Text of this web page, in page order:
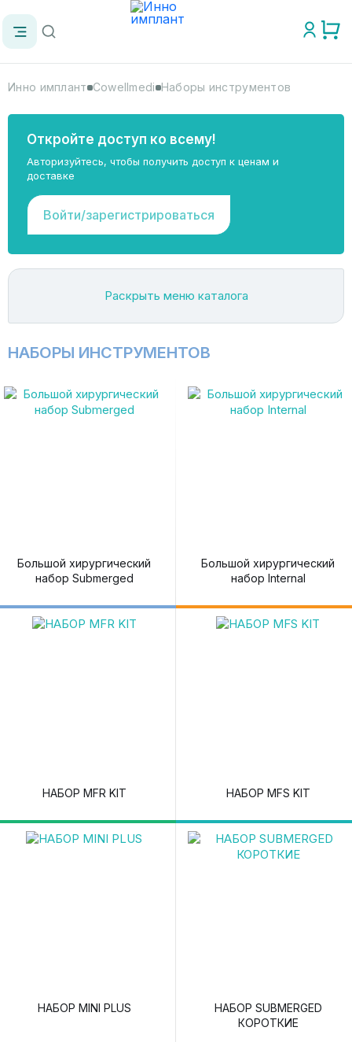
Инно имплант Cowellmedi Наборы инструментов
Откройте доступ ко всему!
Авторизуйтесь, чтобы получить доступ к ценам и
доставке
Войти/зарегистрироваться
Раскрыть меню каталога
НАБОРЫ ИНСТРУМЕНТОВ
Большой хирургический
набор Submerged
Большой хирургический
набор Internal
НАБОР MFR KIT НАБОР MFS KIT
НАБОР MINI PLUS
НАБОР SUBMERGED
КОРОТКИЕ